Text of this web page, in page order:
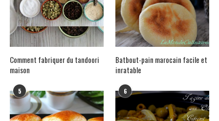
Comment fabriquer du tandoori
maison
Batbout-pain marocain facile et
inratable
5 6